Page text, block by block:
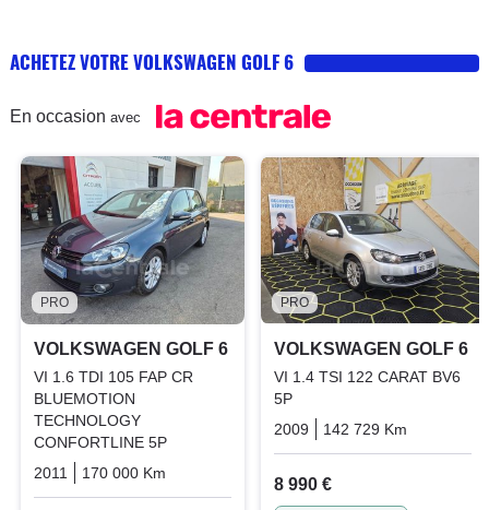
ACHETEZ VOTRE VOLKSWAGEN GOLF 6
En occasion avec
PRO
VOLKSWAGEN GOLF 6
VI 1.6 TDI 105 FAP CR
BLUEMOTION
TECHNOLOGY
CONFORTLINE 5P
2011
170 000 Km
PRO
VOLKSWAGEN GOLF 6
VI 1.4 TSI 122 CARAT BV6
5P
2009
142 729 Km
8 990 €